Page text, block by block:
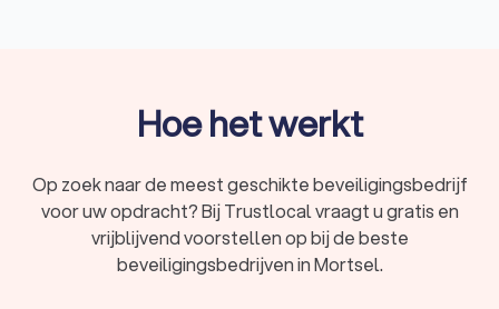
Winkelbeveiliging is er om winkeldiefstal tegen te gaan.
een persoon zich niet veilig voelt in bepaalde situaties,
dan kan het inhuren van persoonsbeveiliging uitkomst
bieden.
Inbraakbeveiliging: de beveiliging van een woning of
Hoe het werkt
Op zoek naar de meest geschikte beveiligingsbedrijf
voor uw opdracht? Bij Trustlocal vraagt u gratis en
vrijblijvend voorstellen op bij de beste
beveiligingsbedrijven in Mortsel.